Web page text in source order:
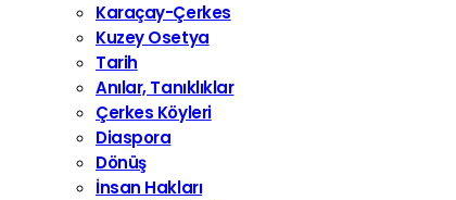
Karaçay-Çerkes
Kuzey Osetya
Tarih
Anılar, Tanıklıklar
Çerkes Köyleri
Diaspora
Dönüş
İnsan Hakları